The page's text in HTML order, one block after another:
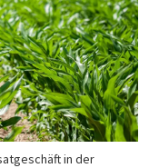
in der